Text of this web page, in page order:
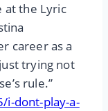
at the Lyric
career as a
trying not
rule.”
dont-play-a-